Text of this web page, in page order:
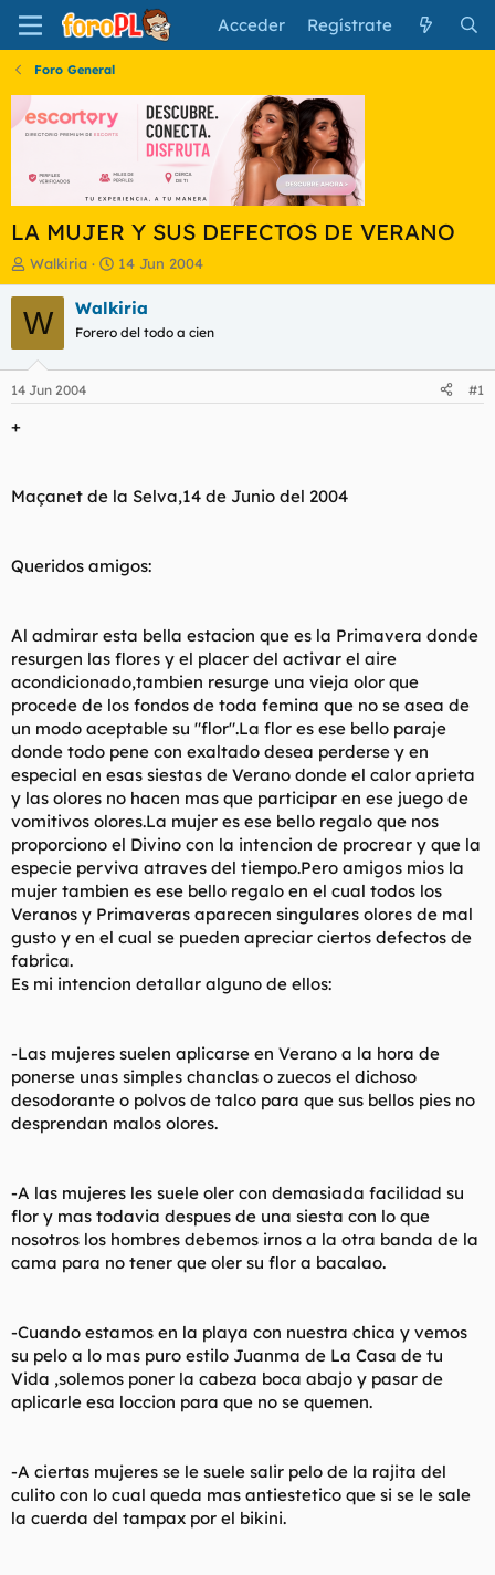
Acceder Regístrate
Foro General
LA MUJER Y SUS DEFECTOS DE VERANO
I
n
i
c
a
d
o
t
a
Walkiria
F
e
c
a
i
o
14 Jun 2004
W Walkiria
Forero del todo a cien
14 Jun 2004 #1
+
Maçanet de la Selva,14 de Junio del 2004
Queridos amigos:
Al admirar esta bella estacion que es la Primavera donde
resurgen las flores y el placer del activar el aire
acondicionado,tambien resurge una vieja olor que
procede de los fondos de toda femina que no se asea de
un modo aceptable su "flor".La flor es ese bello paraje
donde todo pene con exaltado desea perderse y en
especial en esas siestas de Verano donde el calor aprieta
y las olores no hacen mas que participar en ese juego de
vomitivos olores.La mujer es ese bello regalo que nos
proporciono el Divino con la intencion de procrear y que la
especie perviva atraves del tiempo.Pero amigos mios la
mujer tambien es ese bello regalo en el cual todos los
Veranos y Primaveras aparecen singulares olores de mal
gusto y en el cual se pueden apreciar ciertos defectos de
fabrica.
Es mi intencion detallar alguno de ellos:
-Las mujeres suelen aplicarse en Verano a la hora de
ponerse unas simples chanclas o zuecos el dichoso
desodorante o polvos de talco para que sus bellos pies no
desprendan malos olores.
-A las mujeres les suele oler con demasiada facilidad su
flor y mas todavia despues de una siesta con lo que
nosotros los hombres debemos irnos a la otra banda de la
cama para no tener que oler su flor a bacalao.
-Cuando estamos en la playa con nuestra chica y vemos
su pelo a lo mas puro estilo Juanma de La Casa de tu
Vida ,solemos poner la cabeza boca abajo y pasar de
aplicarle esa loccion para que no se quemen.
-A ciertas mujeres se le suele salir pelo de la rajita del
culito con lo cual queda mas antiestetico que si se le sale
la cuerda del tampax por el bikini.